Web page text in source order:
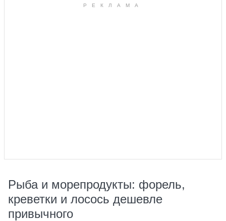
Рыба и морепродукты: форель,
креветки и лосось дешевле
привычного